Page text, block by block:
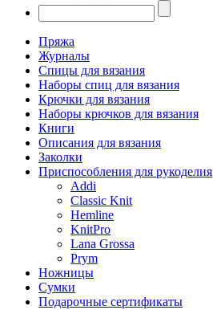
Пряжа
Журналы
Спицы для вязания
Наборы спиц для вязания
Крючки для вязания
Наборы крючков для вязания
Книги
Описания для вязания
Заколки
Приспособления для рукоделия
Addi
Classic Knit
Hemline
KnitPro
Lana Grossa
Prym
Ножницы
Сумки
Подарочные сертификаты